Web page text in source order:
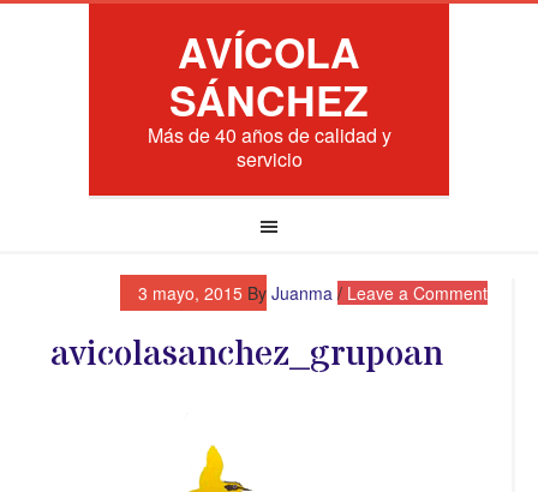
AVÍCOLA
SÁNCHEZ
Más de 40 años de calidad y
servicio
3 mayo, 2015By Juanma Leave a Comment
avicolasanchez_grupoan